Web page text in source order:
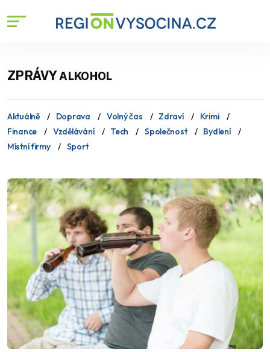
ZPRÁVYALKOHOL
Aktuálně Doprava Volný čas Zdraví
Krimi
Finance
Vzdělávání Tech Společnost
Bydlení
Místní firmy
Sport